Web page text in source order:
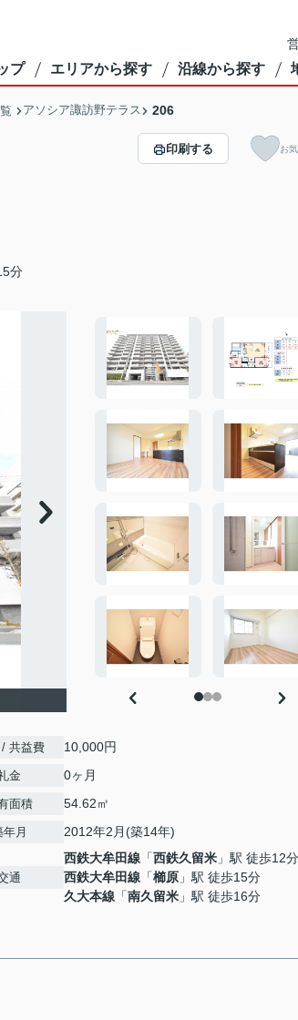
プ エリアから探す 沿線から探す
アソシア諏訪野テラス 206
分
印刷する お
共益費 10,000円
金 0ヶ月
面積 54.62㎡
年月 2012年2月(築14年)
通
西鉄大牟田線 「西鉄久留米 」駅 徒歩12分
西鉄大牟田線 「櫛原 」駅 徒歩15分
久大本線 「南久留米 」駅 徒歩16分